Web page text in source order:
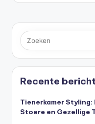
Recente
Tienerkamer Styling:
Stoere en Gezellige